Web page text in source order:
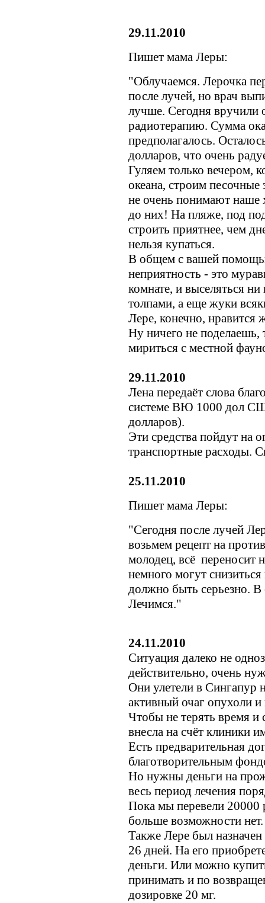
29.11.2010
Пишет мама Леры:
"Облучаемся. Лерочка
после лучей, но врач
лучше. Сегодня вручили
радиотерапию. Сумма
предполагалось.
долларов, что очень
Гуляем только вечером,
океана, строим
не очень понимают наше
до них! На пляже, под
строить приятнее, чем
нельзя купаться.
В общем с вашей
неприятность - это
комнате, и выселяться
толпами, а еще жуки
Лере, конечно, нравится
Ну ничего не поделаешь,
мириться с местной
29.11.2010
Лена передаёт слова
системе ВЮ 1000 дол
долларов).
Эти средства пойдут на
транспортные расходы.
25.11.2010
Пишет мама Леры:
"Сегодня после лучей
возьмем рецепт на
молодец, всё переносит
немного могут
должно быть серьезно.
Лечимся."
24.11.2010
Ситуация далеко не
действительно, очень
Они улетели в Сингапур
активный очаг опухоли
Чтобы не терять время и
внесла на счёт клиники
Есть предварительная
благотворительным
Но нужны деньги на
весь период лечения
Пока мы перевели 20000
больше возможности нет.
Также Лере был назначен
26 дней. На его
деньги. Или можно
принимать и по
дозировке 20 мг.